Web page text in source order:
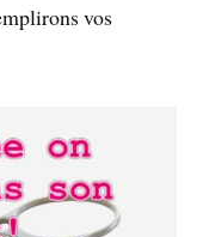
vos